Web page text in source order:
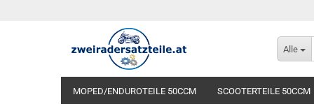
Alle
MOPED/ENDUROTEILE 50CCM SCOOTERTEILE 50CCM